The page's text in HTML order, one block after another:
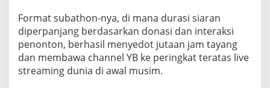
r
B
e
s
o
Format subathon-nya, di mana durasi siaran
diperpanjang berdasarkan donasi dan interaksi
penonton, berhasil menyedot jutaan jam tayang
dan membawa channel YB ke peringkat teratas live
streaming dunia di awal musim.